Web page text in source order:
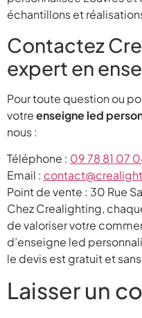
échantillons et
Contactez
expert en
Pour toute question ou
votreenseigne led
nous :
Téléphone : 09 78 81 07
Email :
Point de vente : 30 Rue
Chez Crealighting,
de valoriser votre
d’enseigne led
le devis est gratuit et
Laisser un